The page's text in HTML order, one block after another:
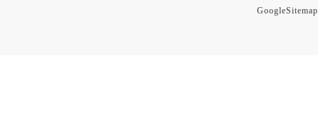
GoogleSitemap